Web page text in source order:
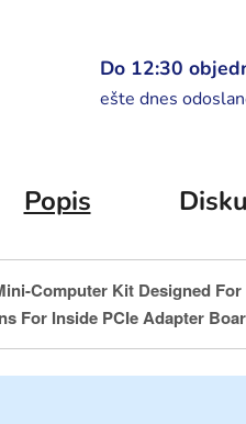
Do 12:30
ešte dnes
Popis
Computer Kit Designed
For Inside PCIe Adapter